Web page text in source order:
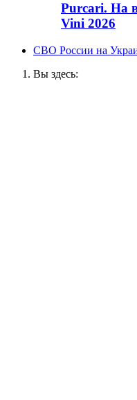
Purcari. На
Vini 2026
СВО России на
Вы здесь: